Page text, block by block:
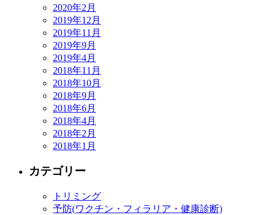
2020年2月
2019年12月
2019年11月
2019年9月
2019年4月
2018年11月
2018年10月
2018年9月
2018年6月
2018年4月
2018年2月
2018年1月
カテゴリー
トリミング
予防(ワクチン・フィラリア・健康診断)